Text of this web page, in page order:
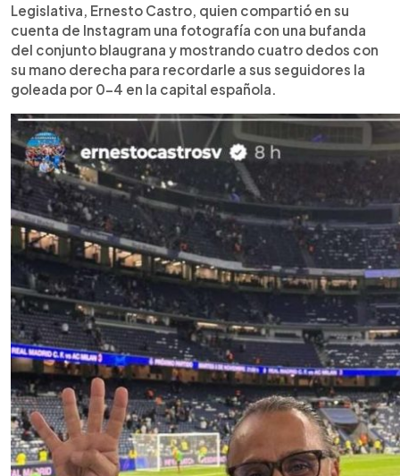
Legislativa, Ernesto Castro, quien compartió en su
cuenta de Instagram una fotografía con una bufanda
del conjunto blaugrana y mostrando cuatro dedos con
su mano derecha para recordarle a sus seguidores la
goleada por 0-4 en la capital española.